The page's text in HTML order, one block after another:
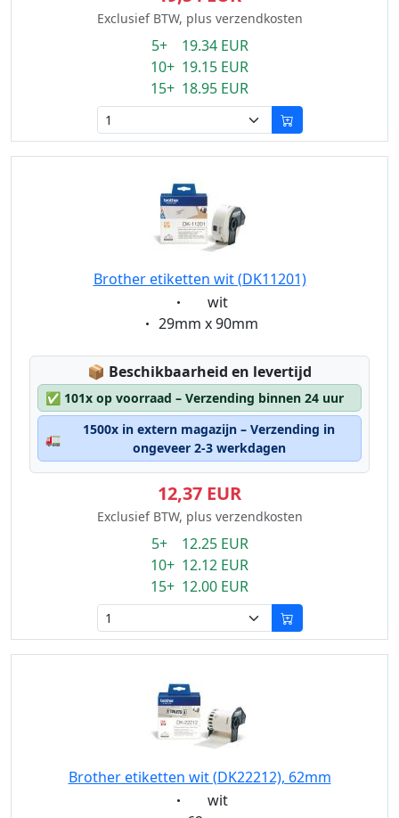
Exclusief BTW, plus verzendkosten
5+ 19.34 EUR
10+ 19.15 EUR
15+ 18.95 EUR
Brother etiketten wit (DK11201)
Eigenschaft:
wit
Eigenschaft:
29mm x 90mm
📦 Lagerstatus:
Beschikbaarheid en levertijd
✅ 101x op voorraad – Verzending binnen 24 uur
🚛
1500x in extern magazijn – Verzending in
ongeveer 2-3 werkdagen
12,37 EUR
Exclusief BTW, plus verzendkosten
5+ 12.25 EUR
10+ 12.12 EUR
15+ 12.00 EUR
Brother etiketten wit (DK22212), 62mm
Eigenschaft:
wit